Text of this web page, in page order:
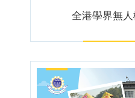
全港學界無